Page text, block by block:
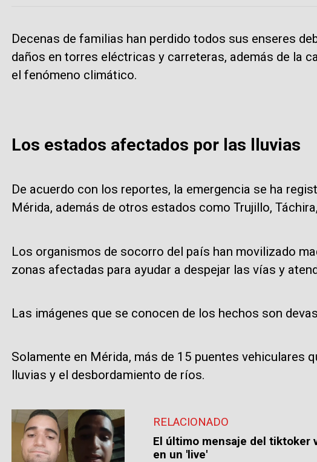
Decenas de familias han perdido todos sus enseres
daños en torres eléctricas y carreteras, además de la
el fenómeno climático.
Los estados afectados por las lluvias
De acuerdo con los reportes, la emergencia se ha
Mérida, además de otros estados como Trujillo,
Los organismos de socorro del país han movilizado
zonas afectadas para ayudar a despejar las vías y
Las imágenes que se conocen de los hechos son
Solamente en Mérida, más de 15 puentes vehiculares
lluvias y el desbordamiento de ríos.
RELACIONADO
El último mensaje del tiktoker
en un 'live'